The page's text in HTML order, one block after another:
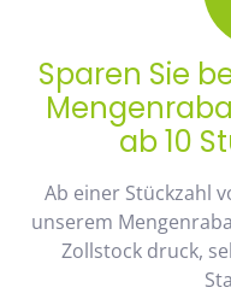
Sparen Sie
ab 10
Ab einer Stückzahl
unserem
Zollstock druck,